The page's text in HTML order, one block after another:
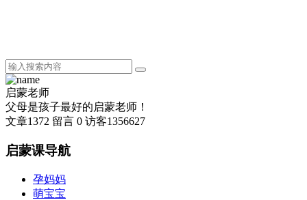
启蒙老师
父母是孩子最好的启蒙老师！
文章1372 留言 0 访客1356627
启蒙课导航
孕妈妈
萌宝宝